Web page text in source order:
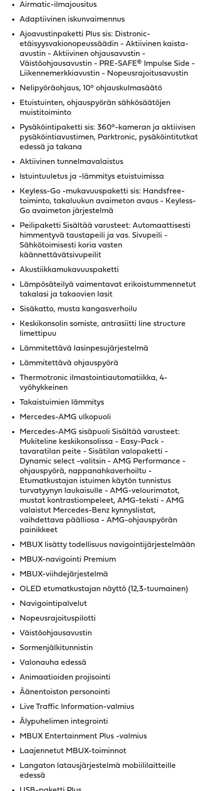
Airmatic-ilmajousitus
Adaptiivinen iskunvaimennus
Ajoavustinpaketti Plus sis: Distronic-
etäisyysvakionopeussäädin - Aktiivinen kaista-
avustin - Aktiivinen ohjausavustin -
Väistöohjausavustin - PRE-SAFE® Impulse Side -
Liikennemerkkiavustin - Nopeusrajoitusavustin
Nelipyöräohjaus, 10° ohjauskulmasäätö
Etuistuinten, ohjauspyörän sähkösäätöjen
muistitoiminto
Pysäköintipaketti sis: 360°-kameran ja aktiivisen
pysäköintiavustimen, Parktronic, pysäköintitutkat
edessä ja takana
Aktiivinen tunnelmavalaistus
Istuintuuletus ja -lämmitys etuistuimissa
Keyless-Go -mukavuuspaketti sis: Handsfree-
toiminto, takaluukun avaimeton avaus - Keyless-
Go avaimeton järjestelmä
Peilipaketti Sisältää varusteet: Automaattisesti
himmentyvä taustapeili ja vas. Sivupeili -
Sähkötoimisesti koria vasten
käännettävätsivupeilit
Akustiikkamukavuuspaketti
Lämpösäteilyä vaimentavat erikoistummennetut
takalasi ja takaovien lasit
Sisäkatto, musta kangasverhoilu
Keskikonsolin somiste, antrasiitti line structure
limettipuu
Lämmitettävä lasinpesujärjestelmä
Lämmitettävä ohjauspyörä
Thermotronic ilmastointiautomatiikka, 4-
vyöhykkeinen
Takaistuimien lämmitys
Mercedes-AMG ulkopuoli
Mercedes-AMG sisäpuoli Sisältää varusteet:
Mukiteline keskikonsolissa - Easy-Pack -
tavaratilan peite - Sisätilan valopaketti -
Dynamic select -valitsin - AMG Performance -
ohjauspyörä, nappanahkaverhoiltu -
Etumatkustajan istuimen käytön tunnistus
turvatyynyn laukaisulle - AMG-velourimatot,
mustat kontrastiompeleet, AMG-teksti - AMG
valaistut Mercedes-Benz kynnyslistat,
vaihdettava päälliosa - AMG-ohjauspyörän
painikkeet
MBUX lisätty todellisuus navigointijärjestelmään
MBUX-navigointi Premium
MBUX-viihdejärjestelmä
OLED etumatkustajan näyttö (12,3-tuumainen)
Navigointipalvelut
Nopeusrajoituspilotti
Väistöohjausavustin
Sormenjälkitunnistin
Valonauha edessä
Animaatioiden projisointi
Äänentoiston personointi
Live Traffic Information-valmius
Älypuhelimen integrointi
MBUX Entertainment Plus -valmius
Laajennetut MBUX-toiminnot
Langaton latausjärjestelmä mobiililaitteille
edessä